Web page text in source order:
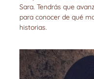
Sara. Tendrás que
para conocer de qué
historias.